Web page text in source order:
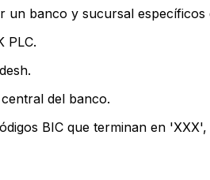
un banco y sucursal específicos
PLC.
del banco.
BIC que terminan en